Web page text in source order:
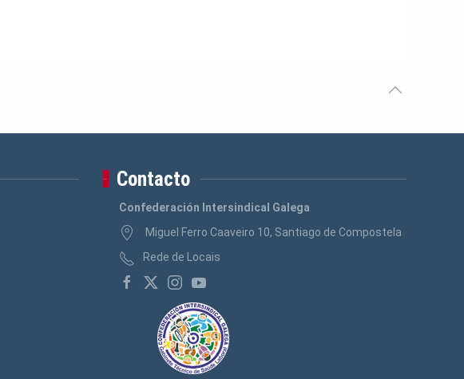
Contacto
Confederación Intersindical Galega
Miguel Ferro Caaveiro 10, Santiago de Compostela
Rede de Locais